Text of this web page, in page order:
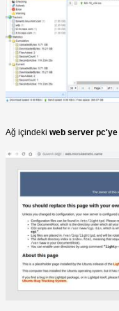
Ağ içindeki web server pc'ye